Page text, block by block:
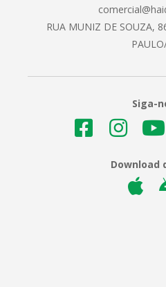
RUA MUNIZ DE SOUZA,
Siga-
Download